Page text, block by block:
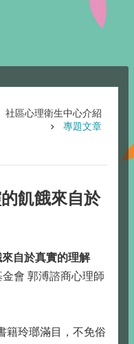
社區心理衛生中心介紹
專題文章
飢餓來自於
自於真實的理解
會 郭溥諮商心理師
玲瑯滿目，不免俗